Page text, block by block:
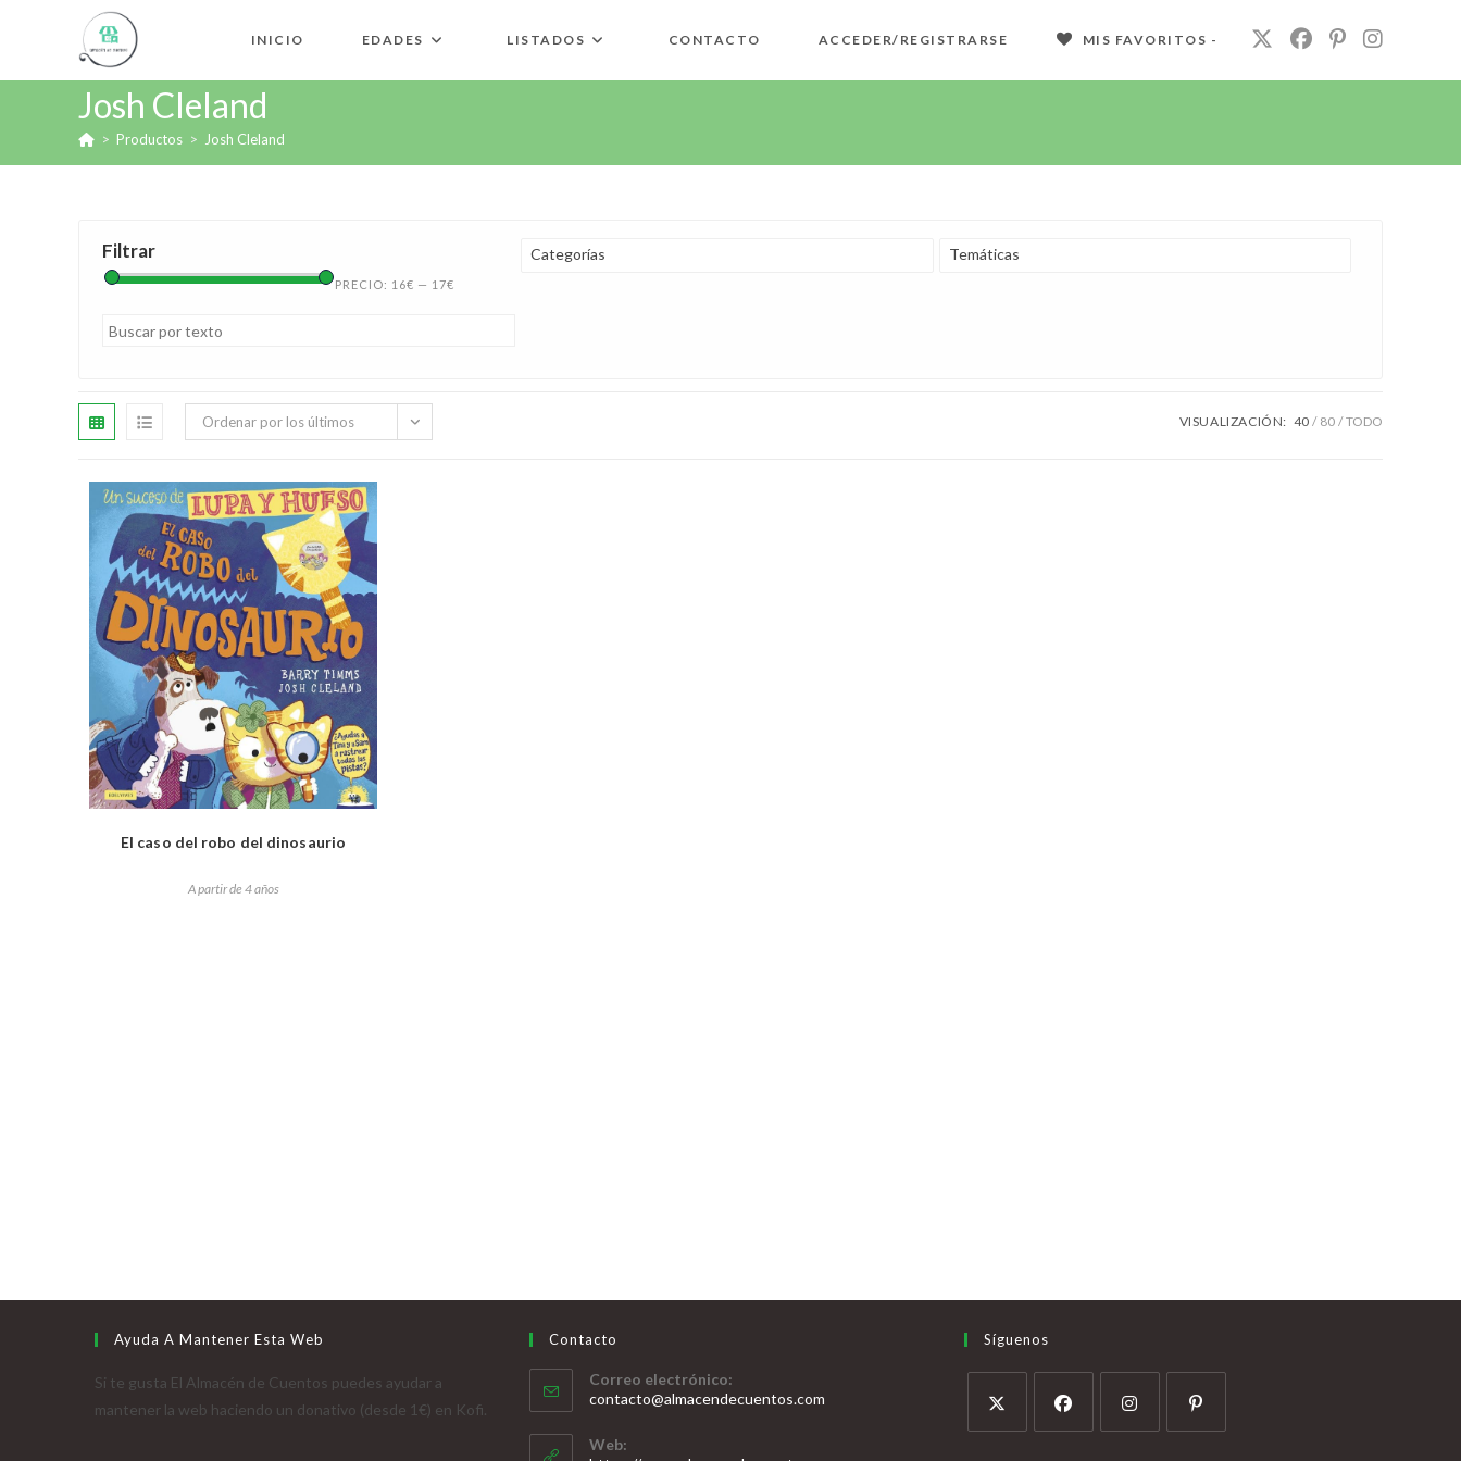
INICIO EDADES LISTADOS CONTACTO ACCEDER/REGISTRARSE MIS FAVORITOS -
Josh Cleland
> Productos > Josh Cleland
Filtrar
PRECIO: 16€ — 17€
Categorías Temáticas
Ordenar por los últimos VISUALIZACIÓN: 40 80 TODO
El caso del robo del dinosaurio
A partir de 4 años
Ayuda A Mantener Esta Web
Si te gusta El Almacén de Cuentos puedes ayudar a
mantener la web haciendo un donativo (desde 1€) en Kofi.
Contacto
Correo electrónico:
contacto@almacendecuentos.com
Web:
Síguenos